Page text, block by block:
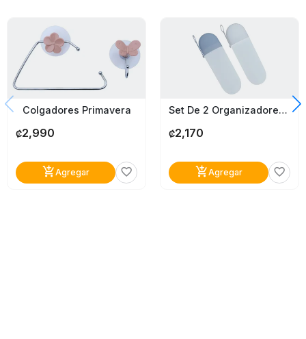
Colgadores Primavera
₡2,990
add_shopping_cartAgregar favorite_border
Set De 2 Organizadores De Cepillos
₡2,170
add_shopping_cartAgregar favorite_border